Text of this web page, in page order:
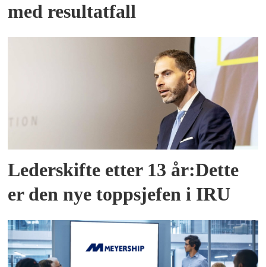
med resultatfall
Lederskifte etter 13 år:Dette
er den nye toppsjefen i IRU